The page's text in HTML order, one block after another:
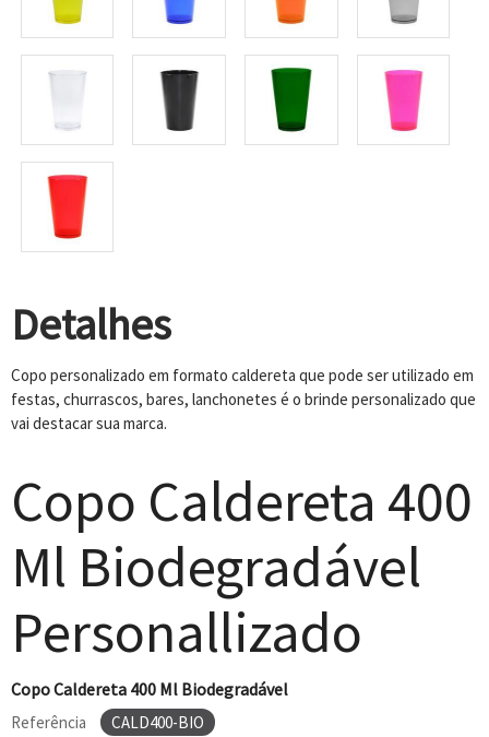
Detalhes
Copo personalizado em formato caldereta que pode ser utilizado em
festas, churrascos, bares, lanchonetes é o brinde personalizado que
vai destacar sua marca.
Copo Caldereta 400
Ml Biodegradável
Personallizado
Copo Caldereta 400 Ml Biodegradável
Referência
CALD400-BIO